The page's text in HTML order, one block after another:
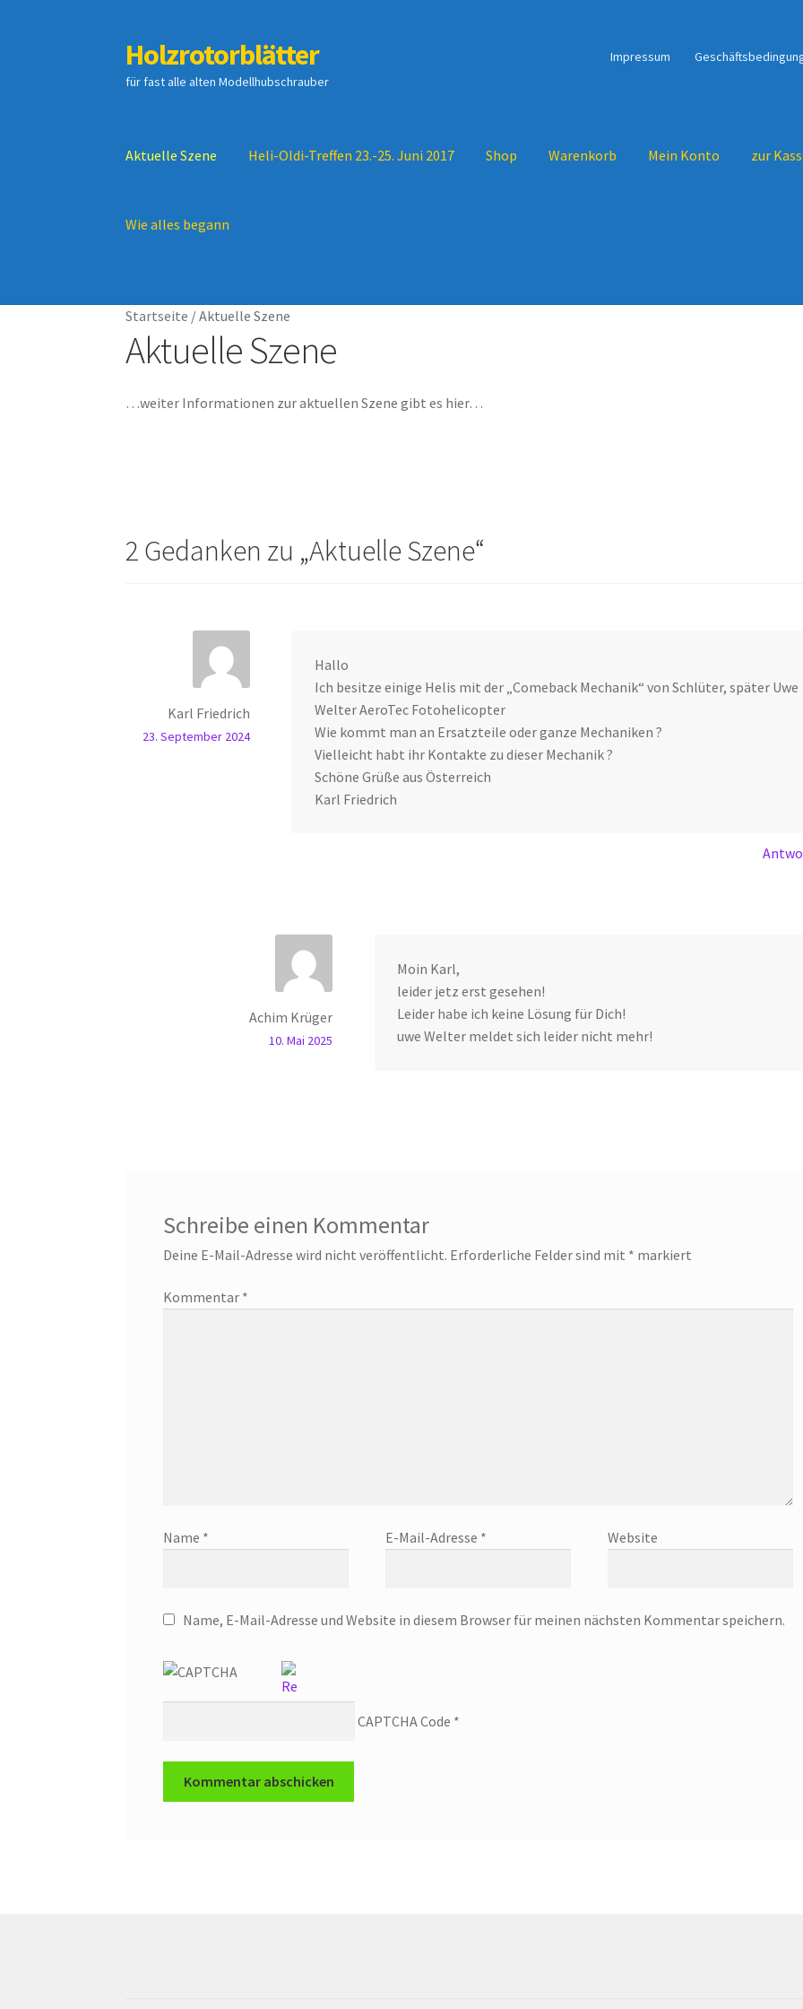
Zur
Navigation
springen
Zum
Inhalt
springen
Holzrotorblätter
für fast alle alten Modellhubschrauber
Impressum
Aktuelle Szene Heli-Oldi-Treffen 23.-25. Juni 2017 Shop Warenkorb Mein Konto zur
Wie alles begann
Geschäftsbedingungen
Startseite /Aktuelle Szene
Aktuelle Szene
…weiter Informationen zur aktuellen Szene gibt es hier…
2 Gedanken zu „Aktuelle Szene“
Karl Friedrich
23. September 2024
Hallo
Ich besitze einige Helis mit der „Comeback Mechanik“ von Schlüter, später Uwe
Welter AeroTec Fotohelicopter
Wie kommt man an Ersatzteile oder ganze Mechaniken ?
Vielleicht habt ihr Kontakte zu dieser Mechanik ?
Schöne Grüße aus Österreich
Karl Friedrich
Achim Krüger
10. Mai 2025
Moin Karl,
leider jetz erst gesehen!
Leider habe ich keine Lösung für Dich!
uwe Welter meldet sich leider nicht mehr!
Schreibe einen Kommentar
Deine E-Mail-Adresse wird nicht veröffentlicht. Erforderliche Felder sind mit * markiert
Kommentar *
Name * E-Mail-Adresse * Website
Name, E-Mail-Adresse und Website in diesem Browser für meinen nächsten Kommentar speichern.
CAPTCHA Code *